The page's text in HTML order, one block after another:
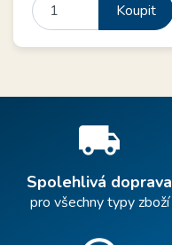
Koupit
local_shipping
Spolehlivá doprava
pro všechny typy zboží